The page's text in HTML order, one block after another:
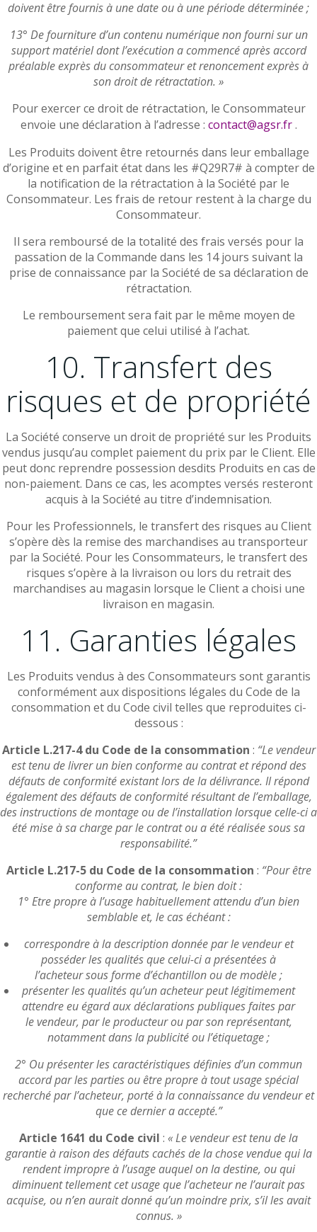
doivent être fournis à une date ou à une période déterminée ;
13° De fourniture d’un contenu numérique non fourni sur un
support matériel dont l’exécution a commencé après accord
préalable exprès du consommateur et renoncement exprès à
son droit de rétractation. »
Pour exercer ce droit de rétractation, le Consommateur
envoie une déclaration à l’adresse : contact@agsr.fr.
Les Produits doivent être retournés dans leur emballage
d’origine et en parfait état dans les #Q29R7# à compter de
la notification de la rétractation à la Société par le
Consommateur. Les frais de retour restent à la charge du
Consommateur.
Il sera remboursé de la totalité des frais versés pour la
passation de la Commande dans les 14 jours suivant la
prise de connaissance par la Société de sa déclaration de
rétractation.
Le remboursement sera fait par le même moyen de
paiement que celui utilisé à l’achat.
10. Transfert des
risques et de propriété
La Société conserve un droit de propriété sur les Produits
vendus jusqu’au complet paiement du prix par le Client. Elle
peut donc reprendre possession desdits Produits en cas de
non-paiement. Dans ce cas, les acomptes versés resteront
acquis à la Société au titre d’indemnisation.
Pour les Professionnels, le transfert des risques au Client
s’opère dès la remise des marchandises au transporteur
par la Société. Pour les Consommateurs, le transfert des
risques s’opère à la livraison ou lors du retrait des
marchandises au magasin lorsque le Client a choisi une
livraison en magasin.
11. Garanties légales
Les Produits vendus à des Consommateurs sont garantis
conformément aux dispositions légales du Code de la
consommation et du Code civil telles que reproduites ci-
dessous :
Article L.217-4 du Code de la consommation : “Le vendeur
est tenu de livrer un bien conforme au contrat et répond des
défauts de conformité existant lors de la délivrance. Il répond
également des défauts de conformité résultant de l’emballage,
des instructions de montage ou de l’installation lorsque celle-ci a
été mise à sa charge par le contrat ou a été réalisée sous sa
responsabilité.”
Article L.217-5 du Code de la consommation : “Pour être
conforme au contrat, le bien doit :
1° Etre propre à l’usage habituellement attendu d’un bien
semblable et, le cas échéant :
correspondre à la description donnée par le vendeur et
posséder les qualités que celui-ci a présentées à
l’acheteur sous forme d’échantillon ou de modèle ;
présenter les qualités qu’un acheteur peut légitimement
attendre eu égard aux déclarations publiques faites par
le vendeur, par le producteur ou par son représentant,
notamment dans la publicité ou l’étiquetage ;
2° Ou présenter les caractéristiques définies d’un commun
accord par les parties ou être propre à tout usage spécial
recherché par l’acheteur, porté à la connaissance du vendeur et
que ce dernier a accepté.”
Article 1641 du Code civil : « Le vendeur est tenu de la
garantie à raison des défauts cachés de la chose vendue qui la
rendent impropre à l’usage auquel on la destine, ou qui
diminuent tellement cet usage que l’acheteur ne l’aurait pas
acquise, ou n’en aurait donné qu’un moindre prix, s’il les avait
connus. »